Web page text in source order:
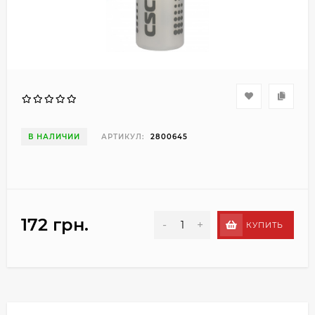
В НАЛИЧИИ АРТИКУЛ: 2800645
172 грн. - + КУПИТЬ